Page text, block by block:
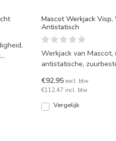
Mascot Werkjack
Antistatisch
Werkjack van Mascot,
antistatische,
€92,95 excl. btw
€112,47 incl. btw
Vergelijk